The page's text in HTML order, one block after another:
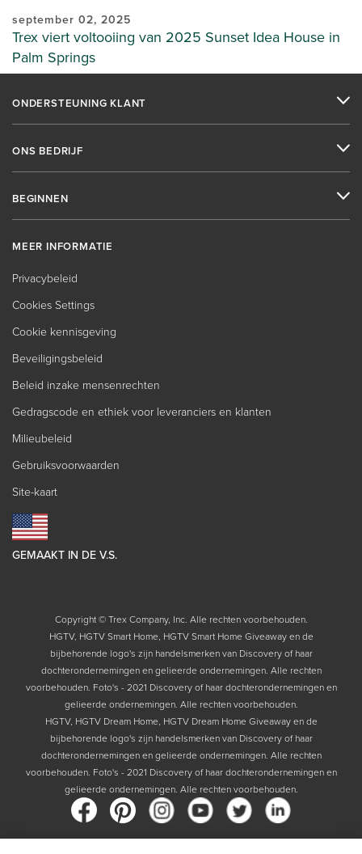
september 02, 2025
Trex viert voltooiing van 2025 Sunset Idea House in
Palm Springs
ONDERSTEUNING KLANT
ONS BEDRIJF
BEGINNEN
MEER INFORMATIE
Privacybeleid
Cookies Settings
Cookie kennisgeving
Beveiligingsbeleid
Beleid inzake mensenrechten
Gedragscode en ethiek voor leveranciers en klanten
Milieubeleid
Gebruiksvoorwaarden
Site-kaart
GEMAAKT IN DE V.S.
Copyright © Trex Company, Inc. Alle rechten voorbehouden.
HGTV, HGTV Smart Home, HGTV Smart Home Giveaway en de
bijbehorende logo's zijn handelsmerken van Discovery of haar
dochterondernemingen en gelieerde ondernemingen. Alle rechten
voorbehouden. Foto's - 2021 Discovery of haar dochterondernemingen en
gelieerde ondernemingen. Alle rechten voorbehouden.
HGTV, HGTV Dream Home, HGTV Dream Home Giveaway en de
bijbehorende logo's zijn handelsmerken van Discovery of haar
dochterondernemingen en gelieerde ondernemingen. Alle rechten
voorbehouden. Foto's - 2021 Discovery of haar dochterondernemingen en
gelieerde ondernemingen. Alle rechten voorbehouden.